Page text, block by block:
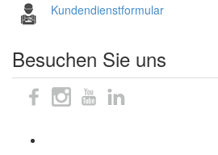
Kundendienstformular
Besuchen Sie uns